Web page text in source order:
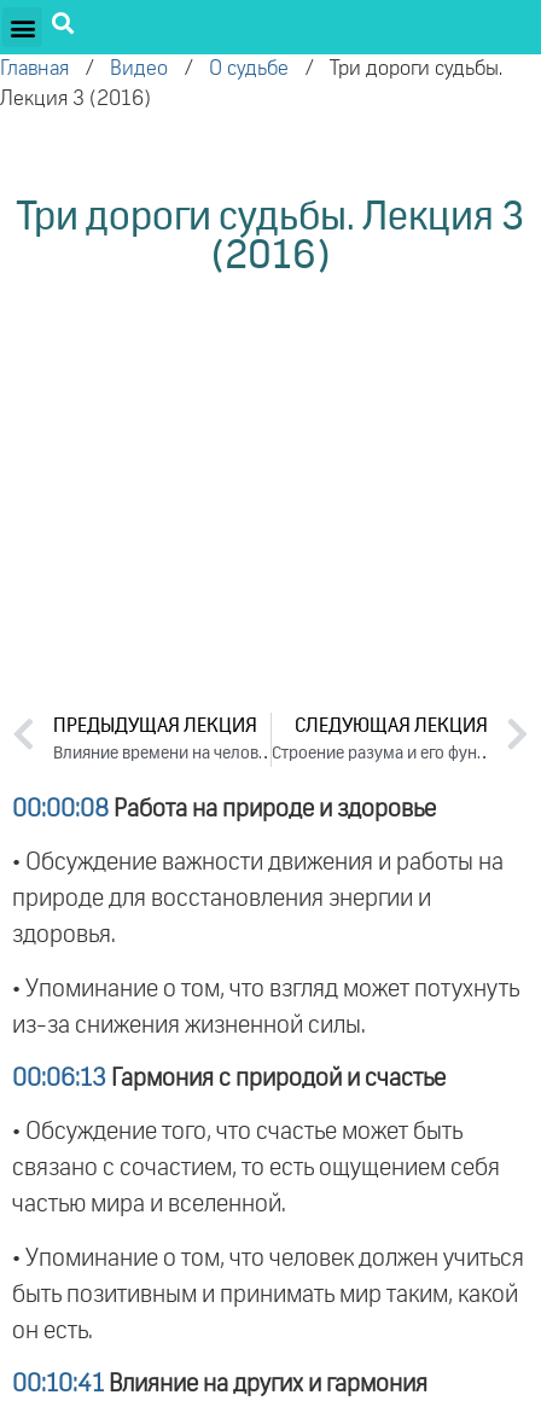
Главная / Видео / О судьбе /
Три дороги судьбы.
Лекция 3 (2016)
Три дороги судьбы. Лекция 3
(2016)
ПРЕДЫДУЩАЯ ЛЕКЦИЯ
Влияние времени на человека. Лекция 2 (2016)
СЛЕДУЮЩАЯ ЛЕКЦИЯ
Строение разума и его функции. Лекция 1 (2016)
00:00:08 Работа на природе и здоровье
• Обсуждение важности движения и работы на
природе для восстановления энергии и
здоровья.
• Упоминание о том, что взгляд может потухнуть
из-за снижения жизненной силы.
00:06:13 Гармония с природой и счастье
• Обсуждение того, что счастье может быть
связано с сочастием, то есть ощущением себя
частью мира и вселенной.
• Упоминание о том, что человек должен учиться
быть позитивным и принимать мир таким, какой
он есть.
00:10:41 Влияние на других и гармония